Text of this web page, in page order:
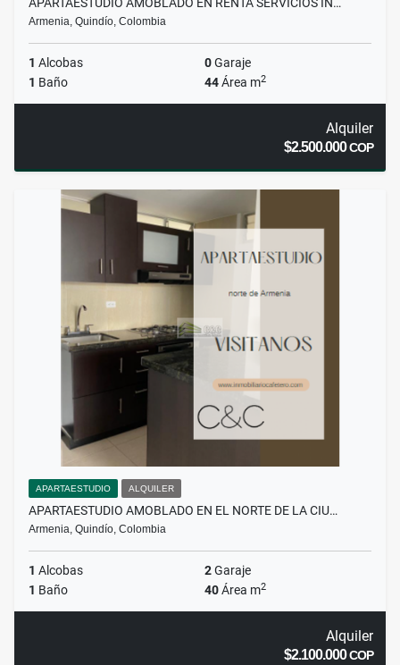
Armenia, Quindío, Colombia
1 Alcobas 0Garaje
1 Baño 44Área m2
Alquiler
$2.500.000COP
APARTAESTUDIO ALQUILER
APARTAESTUDIO AMOBLADO EN EL NORTE DE LA CIU…
Armenia, Quindío, Colombia
1 Alcobas 2Garaje
1 Baño 40Área m2
Alquiler
$2.100.000COP